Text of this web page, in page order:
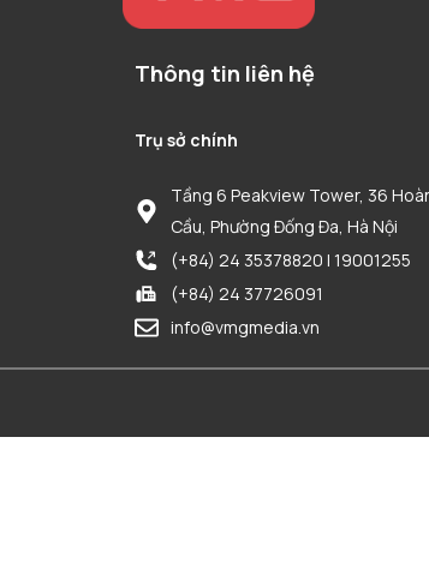
Thông tin liên hệ
Trụ sở chính
Tầng 6 Peakview Tower, 36
Cầu, Phường Đống Đa, Hà Nội
(+84) 24 35378820 | 19001255
(+84) 24 37726091
info@vmgmedia.vn